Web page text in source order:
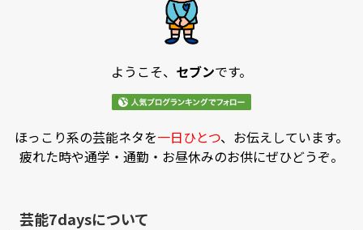
ようこそ、 セブンです。
ほっこり系の芸能ネタを一日ひとつ、お伝えしています。
疲れた時や通学・通勤・お昼休みのお供にぜひどうぞ。
芸能7daysについて